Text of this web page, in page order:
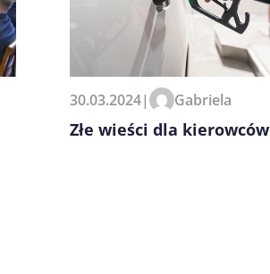
30.03.2024| Gabriela
Złe wieści dla kierowców